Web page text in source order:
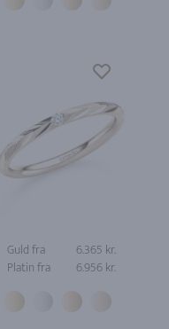
Guld fra
6.365 kr.
Platin fra
6.956 kr.